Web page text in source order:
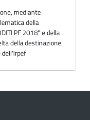
mediante
della
PF 2018" e della
della destinazione
dell'Irpef